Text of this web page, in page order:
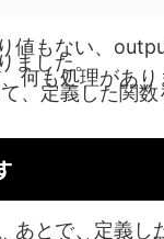
値もない、
ました。
何も処理があり
、定義した関数
あとで、定義し